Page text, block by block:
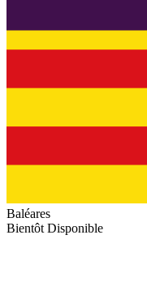
Baléares
Bientôt Disponible